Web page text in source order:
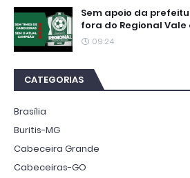
Sem apoio da
fora do Regional Vale
09:24
CATEGORIAS
Brasília
Buritis-MG
Cabeceira Grande
Cabeceiras-GO